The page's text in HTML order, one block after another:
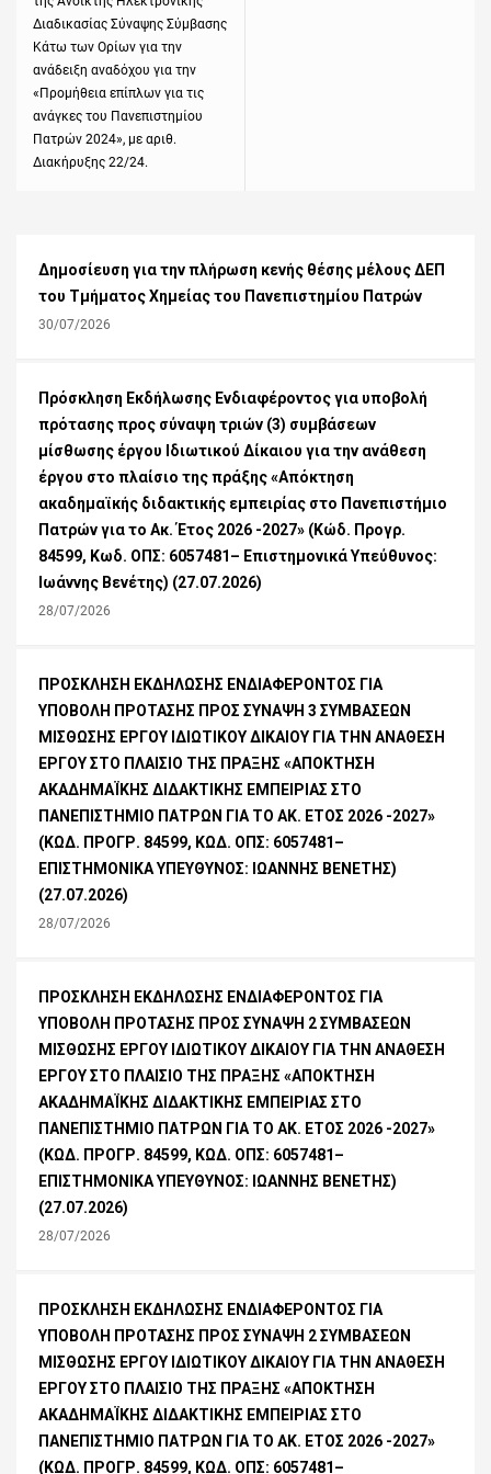
Διαδικασίας Σύναψης Σύμβασης
Κάτω των Ορίων για την
ανάδειξη αναδόχου για την
«Προμήθεια επίπλων για τις
ανάγκες του Πανεπιστημίου
Πατρών 2024», με αριθ.
Διακήρυξης 22/24.
Δημοσίευση για την πλήρωση κενής θέσης μέλους ΔΕΠ
του Τμήματος Χημείας του Πανεπιστημίου Πατρών
30/07/2026
Πρόσκληση Εκδήλωσης Ενδιαφέροντος για υποβολή
πρότασης προς σύναψη τριών (3) συμβάσεων
μίσθωσης έργου Ιδιωτικού Δίκαιου για την ανάθεση
έργου στο πλαίσιο της πράξης «Απόκτηση
ακαδημαϊκής διδακτικής εμπειρίας στο Πανεπιστήμιο
Πατρών για το Ακ. Έτος 2026 -2027» (Κώδ. Προγρ.
84599, Κωδ. ΟΠΣ: 6057481– Επιστημονικά Υπεύθυνος:
Ιωάννης Βενέτης) (27.07.2026)
28/07/2026
ΠΡΟΣΚΛΗΣΗ ΕΚΔΗΛΩΣΗΣ ΕΝΔΙΑΦΕΡΟΝΤΟΣ ΓΙΑ
ΥΠΟΒΟΛΗ ΠΡΟΤΑΣΗΣ ΠΡΟΣ ΣΥΝΑΨΗ 3 ΣΥΜΒΑΣΕΩΝ
ΜΙΣΘΩΣΗΣ ΕΡΓΟΥ ΙΔΙΩΤΙΚΟΥ ΔΙΚΑΙΟΥ ΓΙΑ ΤΗΝ ΑΝΑΘΕΣΗ
ΕΡΓΟΥ ΣΤΟ ΠΛΑΙΣΙΟ ΤΗΣ ΠΡΑΞΗΣ «ΑΠΟΚΤΗΣΗ
ΑΚΑΔΗΜΑΪΚΗΣ ΔΙΔΑΚΤΙΚΗΣ ΕΜΠΕΙΡΙΑΣ ΣΤΟ
ΠΑΝΕΠΙΣΤΗΜΙΟ ΠΑΤΡΩΝ ΓΙΑ ΤΟ ΑΚ. ΕΤΟΣ 2026 -2027»
(ΚΩΔ. ΠΡΟΓΡ. 84599, ΚΩΔ. ΟΠΣ: 6057481–
ΕΠΙΣΤΗΜΟΝΙΚΑ ΥΠΕΥΘΥΝΟΣ: ΙΩΑΝΝΗΣ ΒΕΝΕΤΗΣ)
(27.07.2026)
28/07/2026
ΠΡΟΣΚΛΗΣΗ ΕΚΔΗΛΩΣΗΣ ΕΝΔΙΑΦΕΡΟΝΤΟΣ ΓΙΑ
ΥΠΟΒΟΛΗ ΠΡΟΤΑΣΗΣ ΠΡΟΣ ΣΥΝΑΨΗ 2 ΣΥΜΒΑΣΕΩΝ
ΜΙΣΘΩΣΗΣ ΕΡΓΟΥ ΙΔΙΩΤΙΚΟΥ ΔΙΚΑΙΟΥ ΓΙΑ ΤΗΝ ΑΝΑΘΕΣΗ
ΕΡΓΟΥ ΣΤΟ ΠΛΑΙΣΙΟ ΤΗΣ ΠΡΑΞΗΣ «ΑΠΟΚΤΗΣΗ
ΑΚΑΔΗΜΑΪΚΗΣ ΔΙΔΑΚΤΙΚΗΣ ΕΜΠΕΙΡΙΑΣ ΣΤΟ
ΠΑΝΕΠΙΣΤΗΜΙΟ ΠΑΤΡΩΝ ΓΙΑ ΤΟ ΑΚ. ΕΤΟΣ 2026 -2027»
(ΚΩΔ. ΠΡΟΓΡ. 84599, ΚΩΔ. ΟΠΣ: 6057481–
ΕΠΙΣΤΗΜΟΝΙΚΑ ΥΠΕΥΘΥΝΟΣ: ΙΩΑΝΝΗΣ ΒΕΝΕΤΗΣ)
(27.07.2026)
28/07/2026
ΠΡΟΣΚΛΗΣΗ ΕΚΔΗΛΩΣΗΣ ΕΝΔΙΑΦΕΡΟΝΤΟΣ ΓΙΑ
ΥΠΟΒΟΛΗ ΠΡΟΤΑΣΗΣ ΠΡΟΣ ΣΥΝΑΨΗ 2 ΣΥΜΒΑΣΕΩΝ
ΜΙΣΘΩΣΗΣ ΕΡΓΟΥ ΙΔΙΩΤΙΚΟΥ ΔΙΚΑΙΟΥ ΓΙΑ ΤΗΝ ΑΝΑΘΕΣΗ
ΕΡΓΟΥ ΣΤΟ ΠΛΑΙΣΙΟ ΤΗΣ ΠΡΑΞΗΣ «ΑΠΟΚΤΗΣΗ
ΑΚΑΔΗΜΑΪΚΗΣ ΔΙΔΑΚΤΙΚΗΣ ΕΜΠΕΙΡΙΑΣ ΣΤΟ
ΠΑΝΕΠΙΣΤΗΜΙΟ ΠΑΤΡΩΝ ΓΙΑ ΤΟ ΑΚ. ΕΤΟΣ 2026 -2027»
(ΚΩΔ. ΠΡΟΓΡ. 84599, ΚΩΔ. ΟΠΣ: 6057481–